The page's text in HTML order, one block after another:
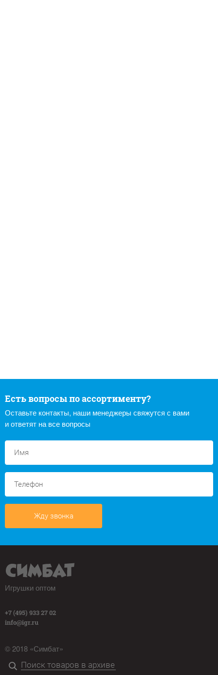
Есть вопросы по ассортименту?
Оставьте контакты, наши менеджеры свяжутся с вами
и ответят на все вопросы
Жду звонка
Игрушки оптом
+7 (495) 933 27 02
info@igr.ru
© 2018 «Симбат»